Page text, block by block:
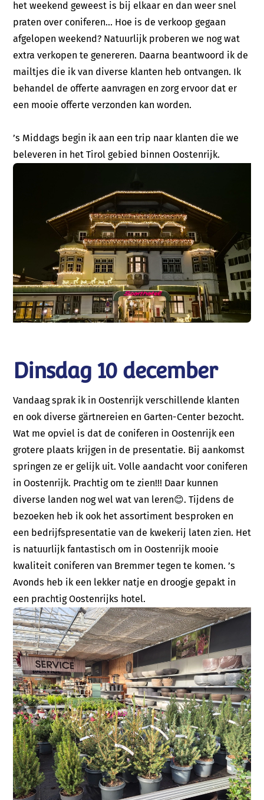
het weekend geweest is bij elkaar en dan weer snel
praten over coniferen… Hoe is de verkoop gegaan
afgelopen weekend? Natuurlijk proberen we nog wat
extra verkopen te genereren. Daarna beantwoord ik de
mailtjes die ik van diverse klanten heb ontvangen. Ik
behandel de offerte aanvragen en zorg ervoor dat er
een mooie offerte verzonden kan worden.
’s Middags begin ik aan een trip naar klanten die we
beleveren in het Tirol gebied binnen Oostenrijk.
Dinsdag 10 december
Vandaag sprak ik in Oostenrijk verschillende klanten
en ook diverse gärtnereien en Garten-Center bezocht.
Wat me opviel is dat de coniferen in Oostenrijk een
grotere plaats krijgen in de presentatie. Bij aankomst
springen ze er gelijk uit. Volle aandacht voor coniferen
in Oostenrijk. Prachtig om te zien!!! Daar kunnen
diverse landen nog wel wat van leren😊. Tijdens de
bezoeken heb ik ook het assortiment besproken en
een bedrijfspresentatie van de kwekerij laten zien. Het
is natuurlijk fantastisch om in Oostenrijk mooie
kwaliteit coniferen van Bremmer tegen te komen. ’s
Avonds heb ik een lekker natje en droogje gepakt in
een prachtig Oostenrijks hotel.